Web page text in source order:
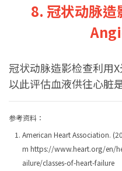
8. 冠状动脉
冠状动脉造影检查利用
以此评估血液供往心脏
参考资料：
American Heart Association.
m https://www.heart.org/en/
ailure/classes-of-heart-failure